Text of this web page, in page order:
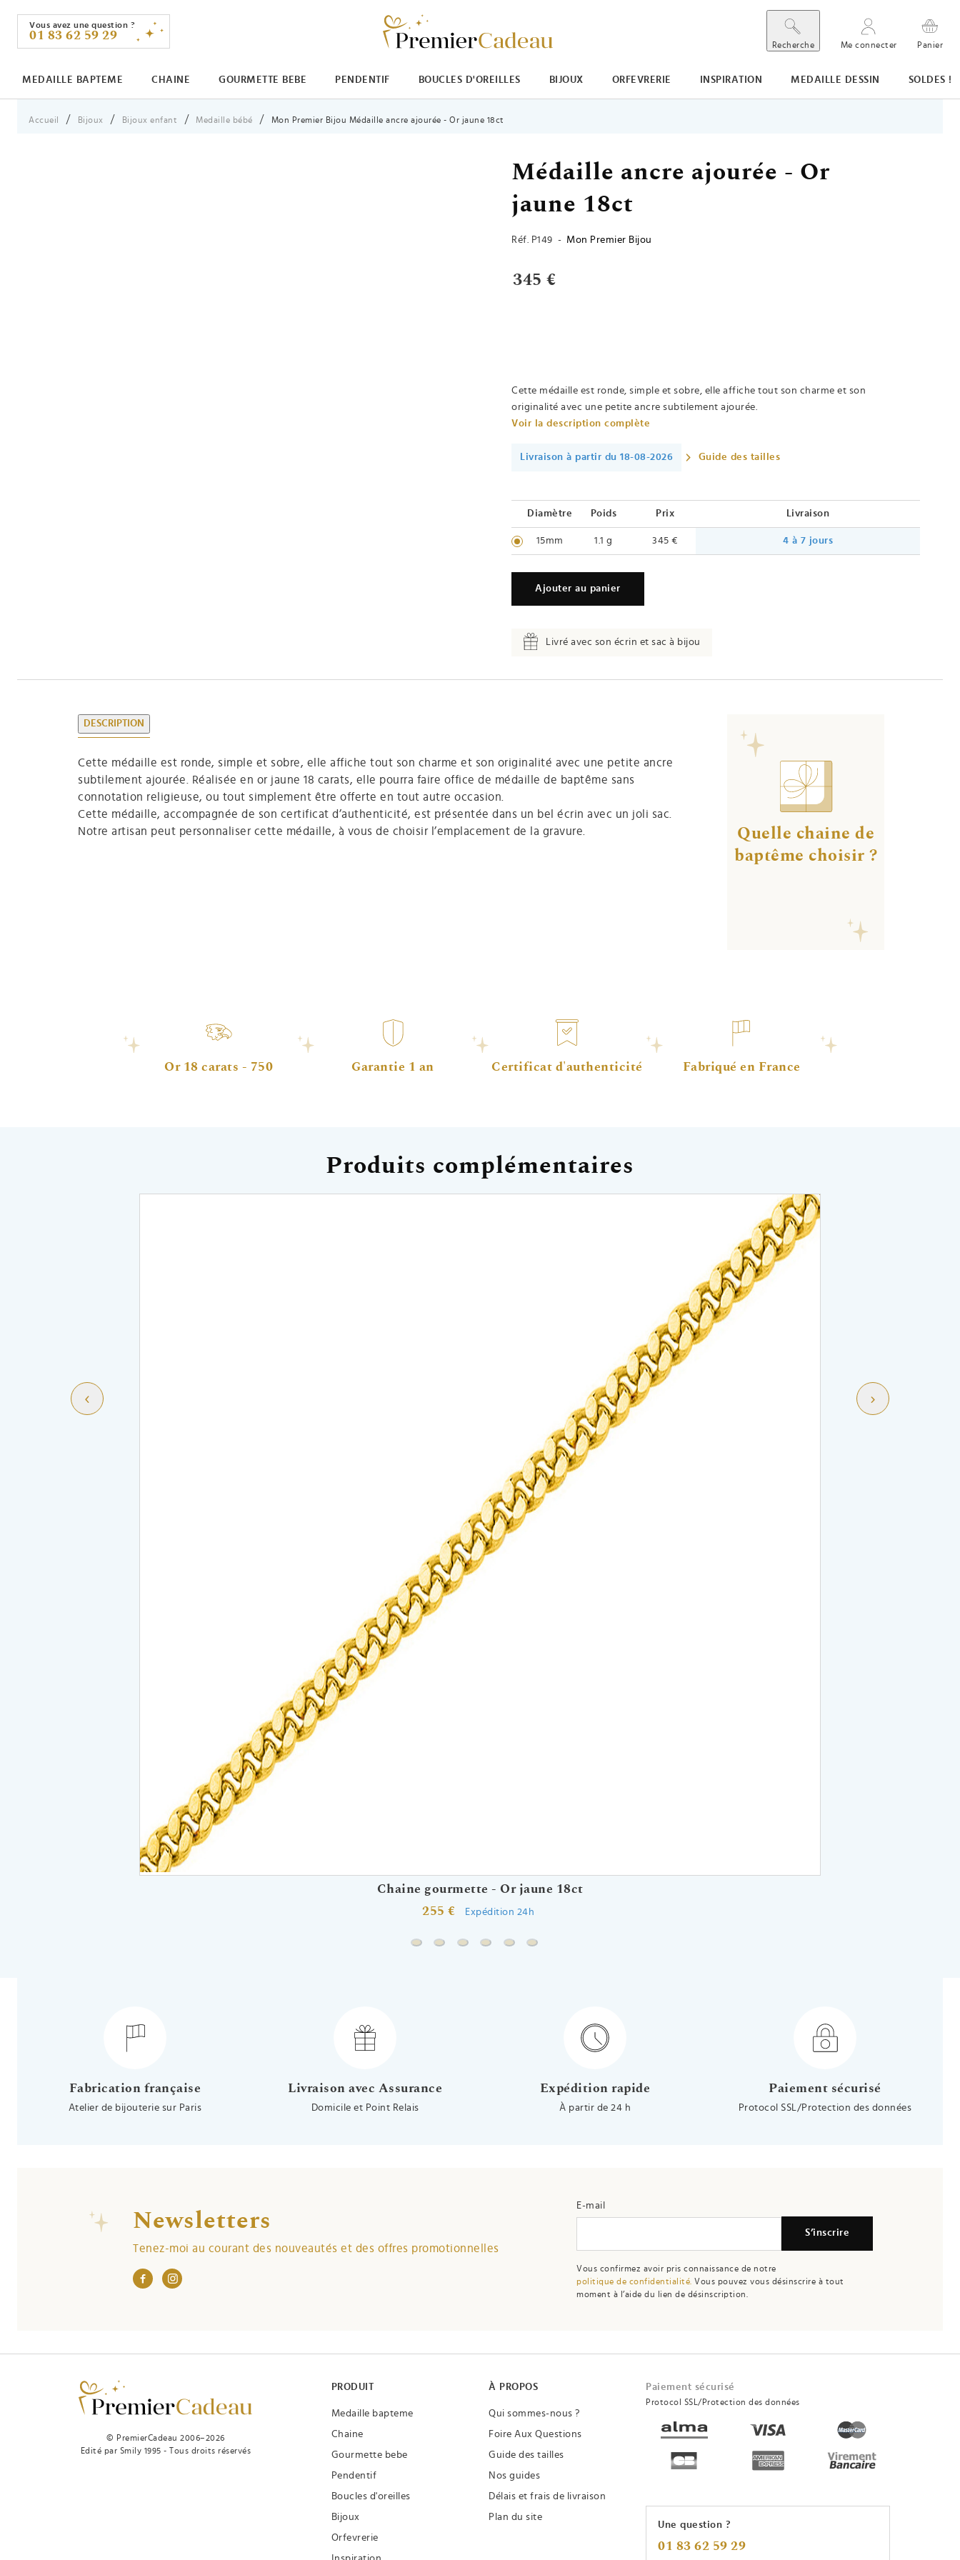
Vous avez une question ?
01 83 62 59 29
Recherche Me connecter Panier
MEDAILLE BAPTEME CHAINE GOURMETTE BEBE PENDENTIF BOUCLES D'OREILLES BIJOUX ORFEVRERIE INSPIRATION MEDAILLE DESSIN SOLDES !
Vous êtes ici :
Accueil Bijoux Bijoux enfant Medaille bébé Mon Premier Bijou Médaille ancre ajourée - Or jaune 18ct
Médaille ancre ajourée - Or
jaune 18ct
Réf. P149 - Mon Premier Bijou
345 €
Cette médaille est ronde, simple et sobre, elle affiche tout son charme et son
originalité avec une petite ancre subtilement ajourée.
Voir la description complète
Livraison à partir du 18-08-2026 Guide des tailles
Diamètre Poids Prix Livraison
15mm 1.1 g 345 € 4 à 7 jours
Ajouter au panier
Livré avec son écrin et sac à bijou
DESCRIPTION
Cette médaille est ronde, simple et sobre, elle affiche tout son charme et son originalité avec une petite ancre
subtilement ajourée. Réalisée en or jaune 18 carats, elle pourra faire office de médaille de baptême sans
connotation religieuse, ou tout simplement être offerte en tout autre occasion.
Cette médaille, accompagnée de son certificat d’authenticité, est présentée dans un bel écrin avec un joli sac.
Notre artisan peut personnaliser cette médaille, à vous de choisir l’emplacement de la gravure.
Quelle chaine de
baptême choisir ?
Or 18 carats - 750 Garantie 1 an Certificat d'authenticité Fabriqué en France
Produits complémentaires
Chaine gourmette - Or jaune 18ct
255 €
Expédition 24h
Chaine gourmette - Or jaune 18ct
Chaine gourmette cheval alternée - Or jaune 18ct
Chaine forçat rond - Or jaune 18ct
Chaine marine battue - Or jaune 18ct
Chaine marine forçat - Or jaune 18ct
Chaine forçat miroir - Or jaune 18ct
Fabrication française
Atelier de bijouterie sur Paris
Livraison avec Assurance
Domicile et Point Relais
Expédition rapide
À partir de 24 h
Paiement sécurisé
Protocol SSL/Protection des données
Newsletters
Tenez-moi au courant des nouveautés et des offres promotionnelles
E-mail
S’inscrire
Vous confirmez avoir pris connaissance de notre
politique de confidentialité. Vous pouvez vous désinscrire à tout
moment à l’aide du lien de désinscription.
© PremierCadeau 2006–2026
Edité par Smily 1995 - Tous droits réservés
PRODUIT
Medaille bapteme
Chaine
Gourmette bebe
Pendentif
Boucles d'oreilles
Bijoux
Orfevrerie
À PROPOS
Qui sommes-nous ?
Foire Aux Questions
Guide des tailles
Nos guides
Délais et frais de livraison
Plan du site
Paiement sécurisé
Protocol SSL/Protection des données
Une question ?
01 83 62 59 29